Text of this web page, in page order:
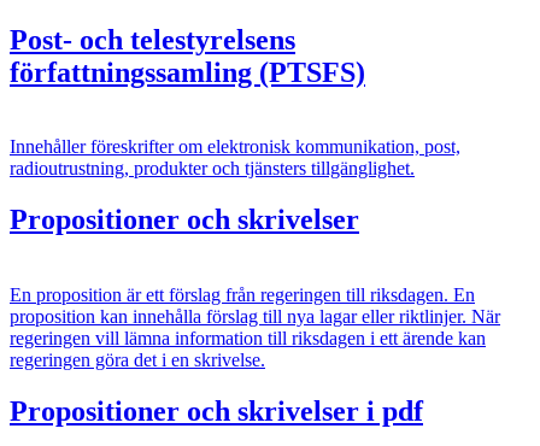
Post- och telestyrelsens
författningssamling (PTSFS)
Innehåller föreskrifter om elektronisk kommunikation, post,
radioutrustning, produkter och tjänsters tillgänglighet.
Propositioner och skrivelser
En proposition är ett förslag från regeringen till riksdagen. En
proposition kan innehålla förslag till nya lagar eller riktlinjer. När
regeringen vill lämna information till riksdagen i ett ärende kan
regeringen göra det i en skrivelse.
Propositioner och skrivelser i pdf